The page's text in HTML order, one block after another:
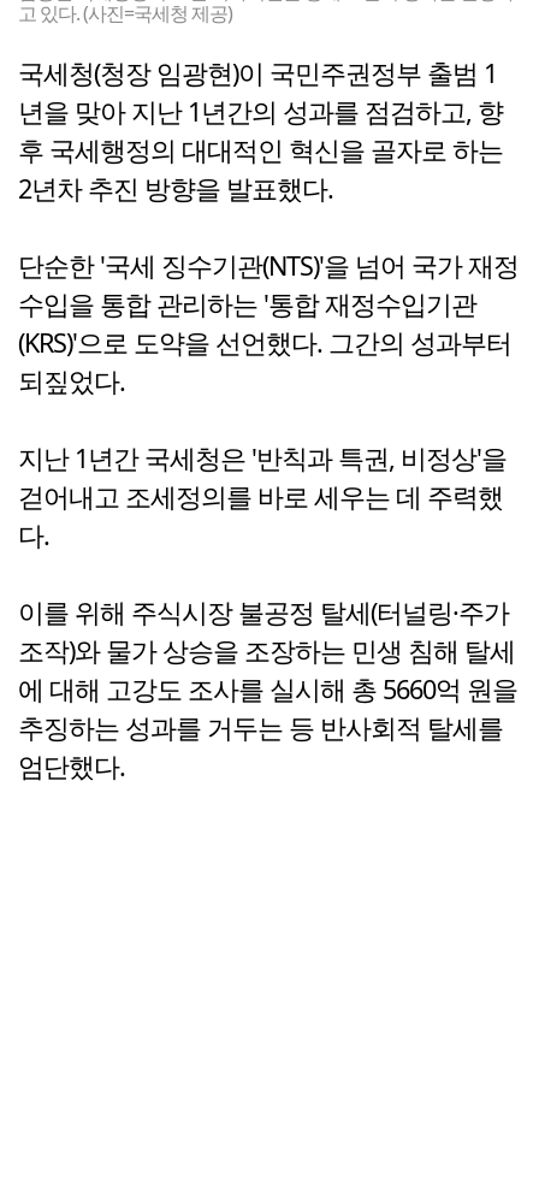
고 있다. (사진=국세청 제공)
국세청(청장 임광현)이 국민주권정부 출범 1
년을 맞아 지난 1년간의 성과를 점검하고, 향
후 국세행정의 대대적인 혁신을 골자로 하는
2년차 추진 방향을 발표했다.
단순한 '국세 징수기관(NTS)'을 넘어 국가 재정
수입을 통합 관리하는 '통합 재정수입기관
(KRS)'으로 도약을 선언했다. 그간의 성과부터
되짚었다.
지난 1년간 국세청은 '반칙과 특권, 비정상'을
걷어내고 조세정의를 바로 세우는 데 주력했
다.
이를 위해 주식시장 불공정 탈세(터널링·주가
조작)와 물가 상승을 조장하는 민생 침해 탈세
에 대해 고강도 조사를 실시해 총 5660억 원을
추징하는 성과를 거두는 등 반사회적 탈세를
엄단했다.